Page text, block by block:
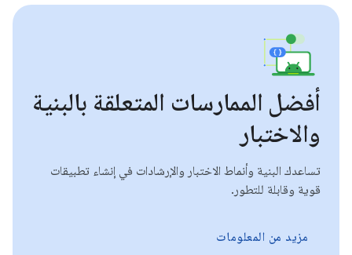
أفضل الممارسات المتعلقة بالبنية
والاختبار
تساعدك البنية وأنماط الاختبار والإرشادات في إنشاء تطبيقات
قوية وقابلة للتطور.
مزيد من المعلومات